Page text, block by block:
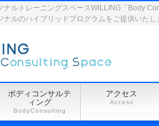
ナルトレーニングスペースWILLING「Body
ルのハイブリッドプログラムをご提供いたし
ボディコンサルテ
ィング
BodyConsulting
アクセス
Access